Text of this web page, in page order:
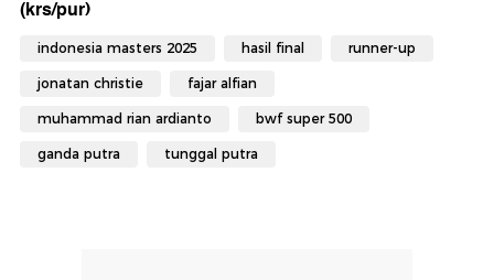
(krs/pur)
indonesia masters 2025 hasil final runner-up
jonatan christie fajar alfian
muhammad rian ardianto bwf super 500
ganda putra tunggal putra